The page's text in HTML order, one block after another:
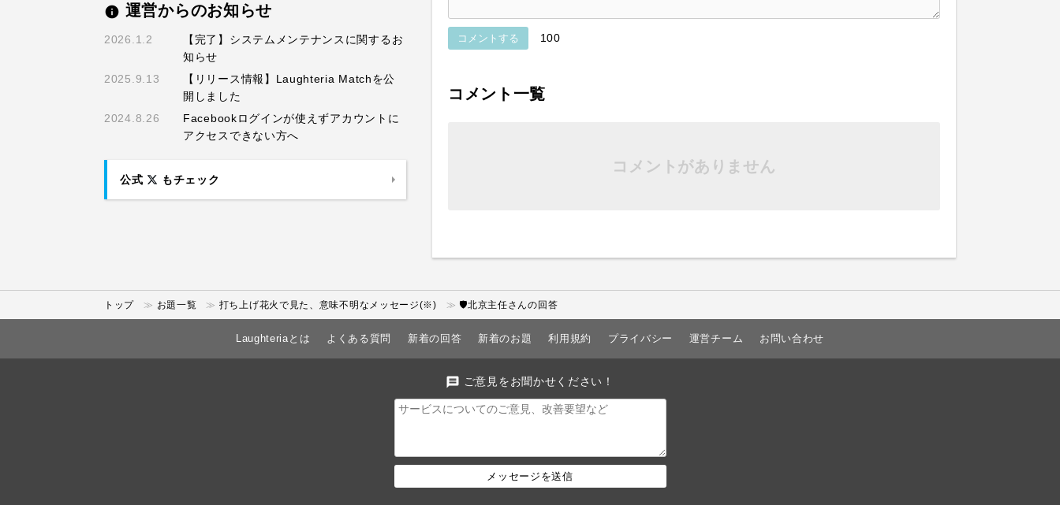
コメントする 100
コメント一覧
コメントがありません
info 運営からのお知らせ
2026.1.2
【完了】システムメンテナンスに関するお
知らせ
2025.9.13
【リリース情報】Laughteria Matchを公
開しました
2024.8.26
Facebookログインが使えずアカウントに
アクセスできない方へ
公式 もチェック
トップ お題一覧 打ち上げ花火で見た、意味不明なメッセージ(※) 🛡北京主任さんの回答
Laughteriaとは よくある質問 新着の回答 新着のお題 利用規約 プライバシー 運営チーム お問い合わせ
message ご意見をお聞かせください！
メッセージを送信